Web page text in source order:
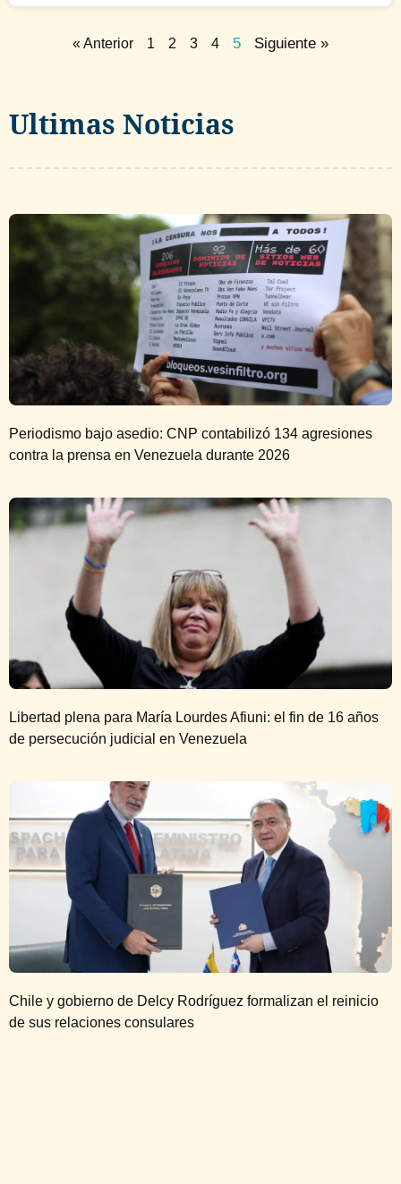
« Anterior 1 2 3 4 5 Siguiente »
Ultimas Noticias
Periodismo bajo asedio: CNP contabilizó 134 agresiones
contra la prensa en Venezuela durante 2026
Libertad plena para María Lourdes Afiuni: el fin de 16 años
de persecución judicial en Venezuela
Chile y gobierno de Delcy Rodríguez formalizan el reinicio
de sus relaciones consulares